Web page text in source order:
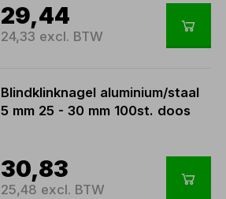
29,44
24,33 excl. BTW
Blindklinknagel aluminium/staal
5 mm 25 - 30 mm 100st. doos
30,83
25,48 excl. BTW